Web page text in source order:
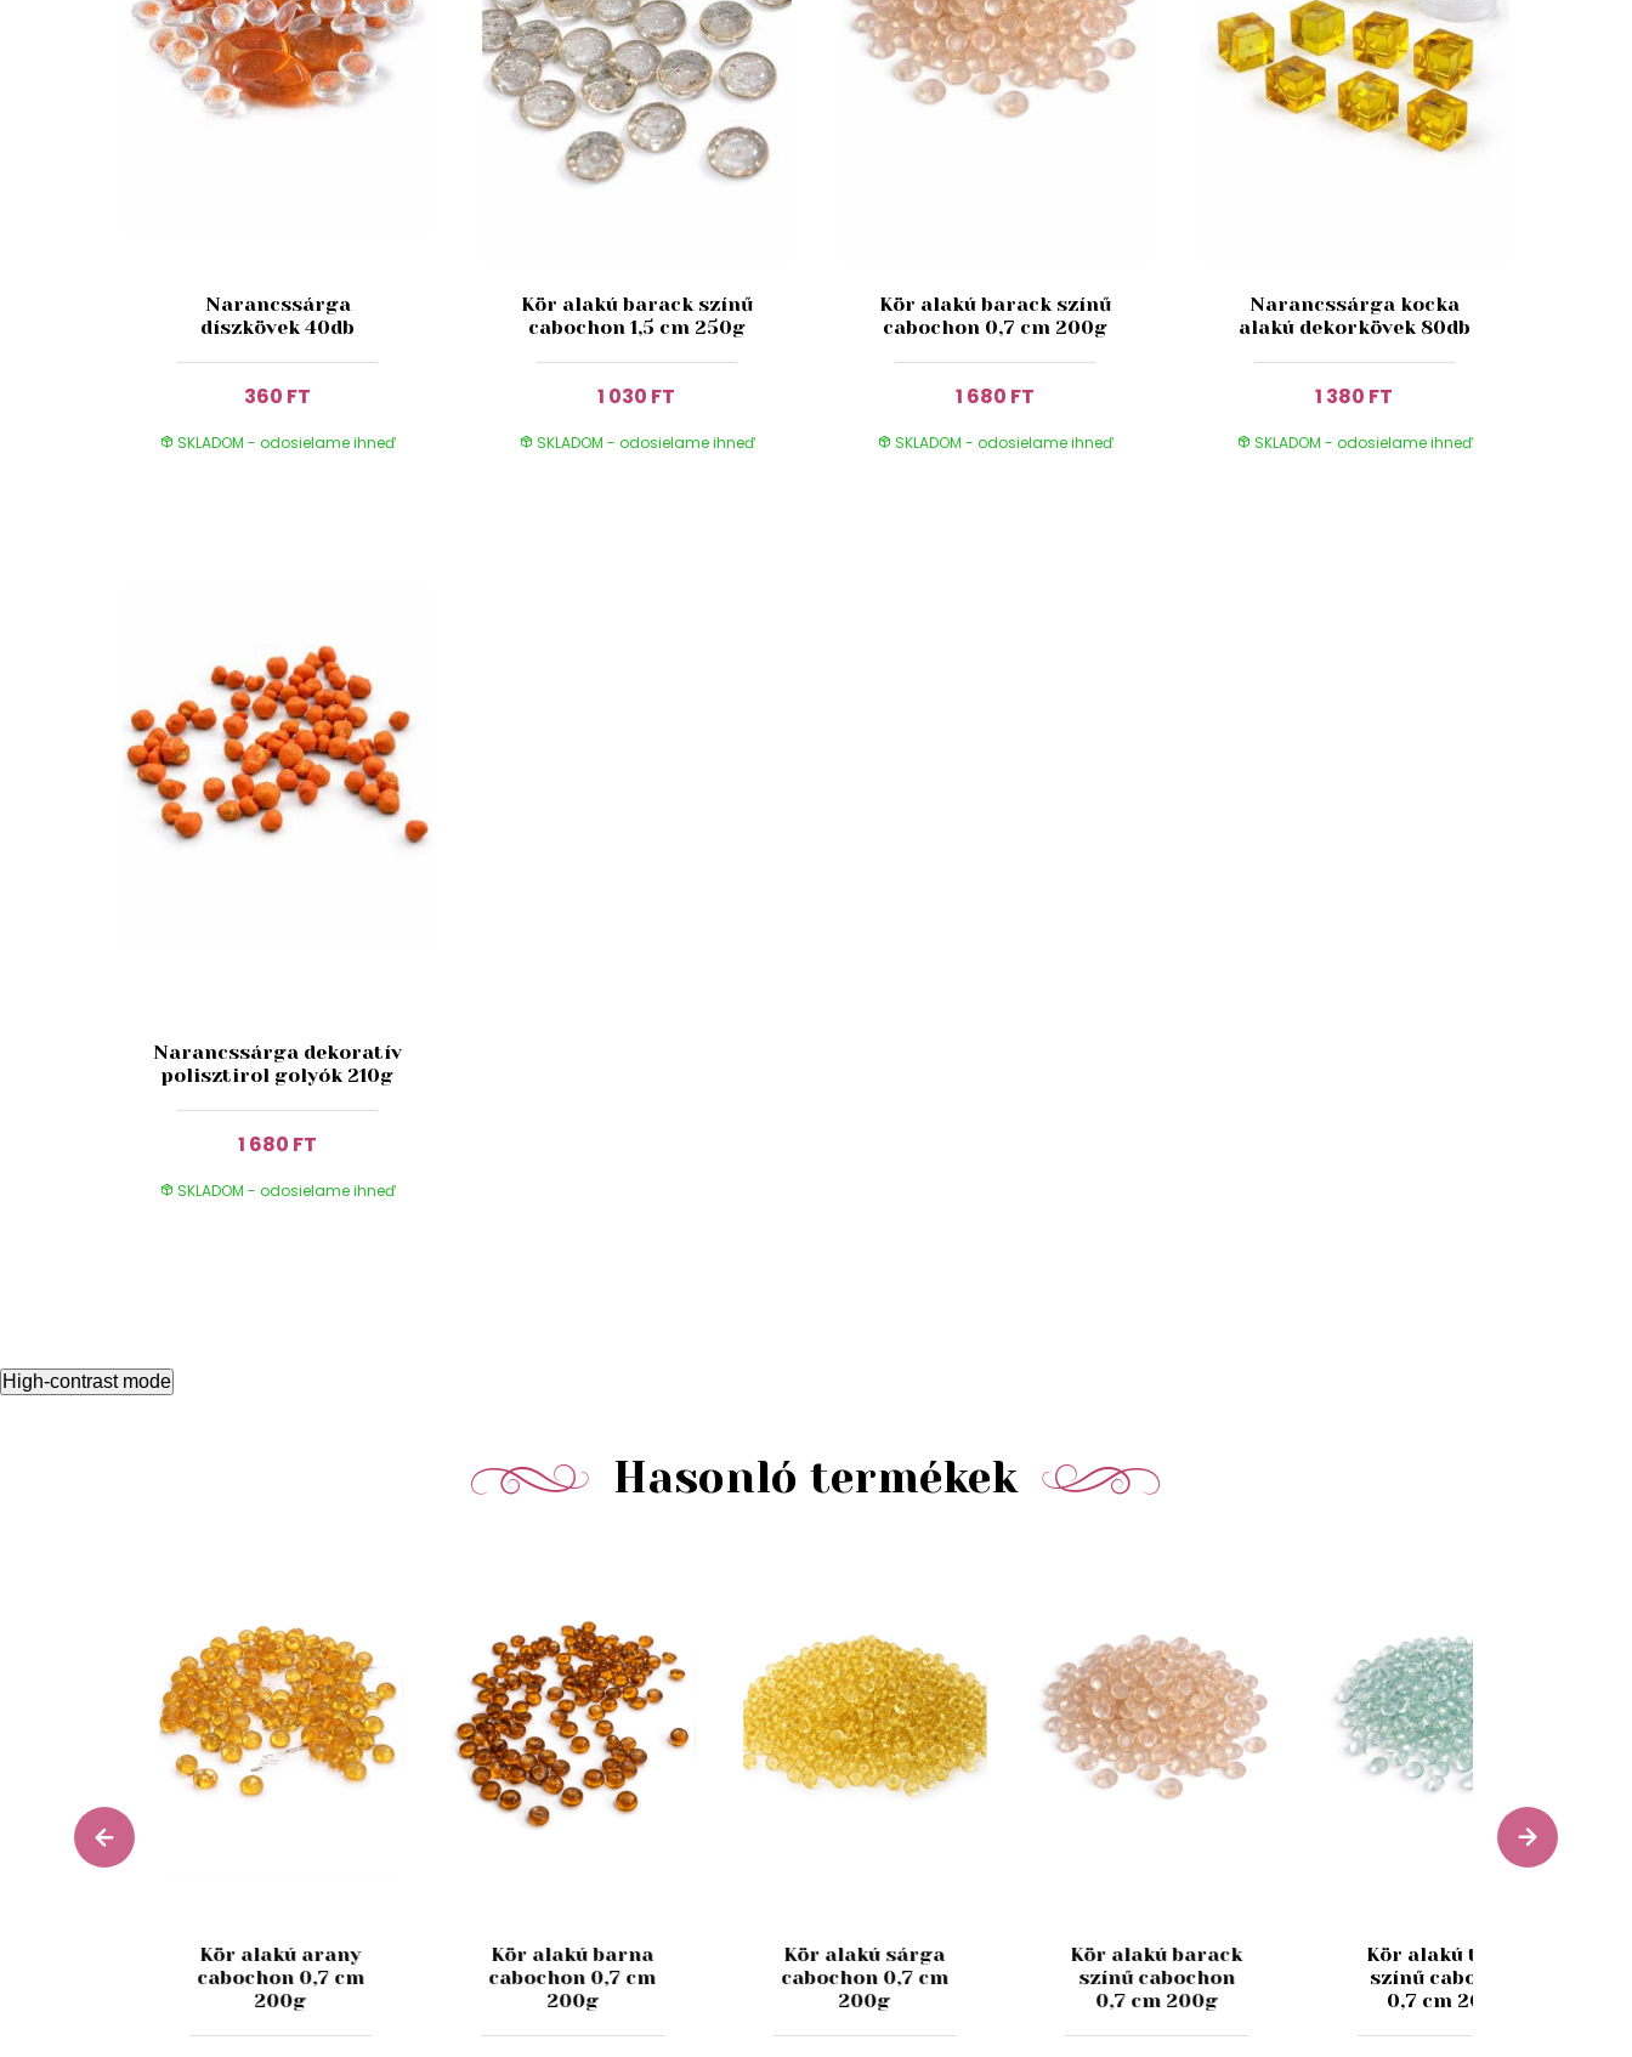
Narancssárga
díszkövek 40db
360 FT
SKLADOM - odosielame ihneď
Kör alakú barack színű
cabochon 1,5 cm 250g
1 030 FT
SKLADOM - odosielame ihneď
Kör alakú barack színű
cabochon 0,7 cm 200g
1 680 FT
SKLADOM - odosielame ihneď
Narancssárga kocka
alakú dekorkövek 80db
1 380 FT
SKLADOM - odosielame ihneď
Narancssárga dekoratív
polisztirol golyók 210g
1 680 FT
SKLADOM - odosielame ihneď
High-contrast mode
Hasonló termékek
Kör alakú arany
cabochon 0,7 cm
200g
Kör alakú barna
cabochon 0,7 cm
200g
Kör alakú sárga
cabochon 0,7 cm
200g
Kör alakú barack
színű cabochon
0,7 cm 200g
Kör alakú türkiz
színű cabochon
0,7 cm 200g